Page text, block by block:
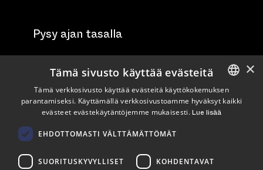
Pysy ajan tasalla
Tilaa uutiskirje
Seuraa meitä
LinkedIn Facebook Instagram
ENGLISH
×
Tämä sivusto käyttää evästeitä
Tämä verkkosivusto käyttää evästeitä käyttökokemuksen
parantamiseksi. Käyttämällä verkkosivustoamme hyväksyt kaikki
evästeet evästekäytäntöjemme mukaisesti.Lue lisää
EHDOTTOMASTI VÄLTTÄMÄTTÖMÄT
SUORITUSKYVYLLISET KOHDENTAVAT